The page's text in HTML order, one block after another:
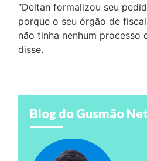
“Deltan formalizou seu
porque o seu órgão de
não tinha nenhum processo
disse.
Blog do Gusmão